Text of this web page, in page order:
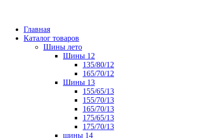
Главная
Каталог товаров
Шины лето
Шины 12
135/80/12
165/70/12
Шины 13
155/65/13
155/70/13
165/70/13
175/65/13
175/70/13
шины 14